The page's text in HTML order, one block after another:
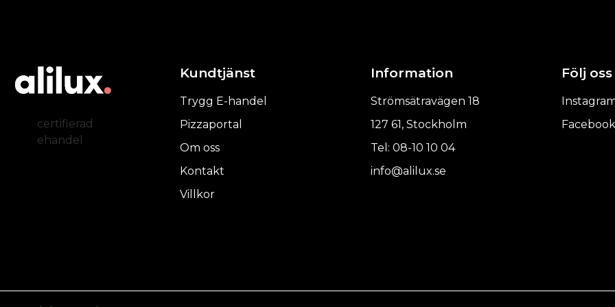
certifierad
ehandel
Kundtjänst
Trygg E-handel
Pizzaportal
Om oss
Kontakt
Villkor
Information
Strömsätravägen 18
127 61, Stockholm
Tel: 08-10 10 04
info@alilux.se
Följ oss
Facebook